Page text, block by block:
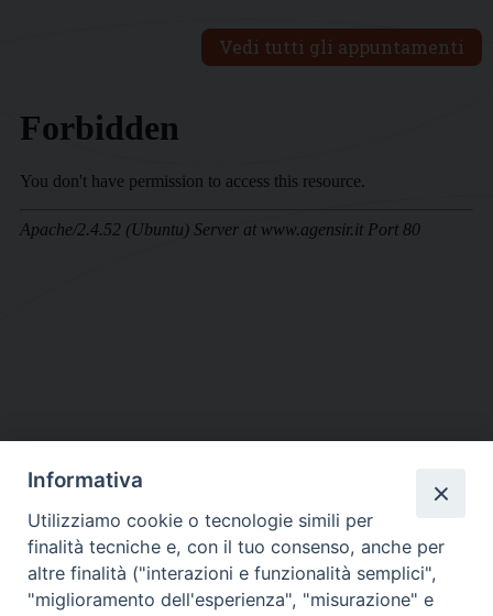
Vedi tutti gli appuntamenti
DIOCESI SUBURBICARIA DI ALBANO
Contatti:Tel.: 06.93268401 - Fax.: 06.9323844
E-mail:curia@diocesidialbano.it
Informativa
Utilizziamo cookie o tecnologie simili per
finalità tecniche e, con il tuo consenso, anche per
altre finalità ("interazioni e funzionalità semplici",
"miglioramento dell'esperienza", "misurazione" e